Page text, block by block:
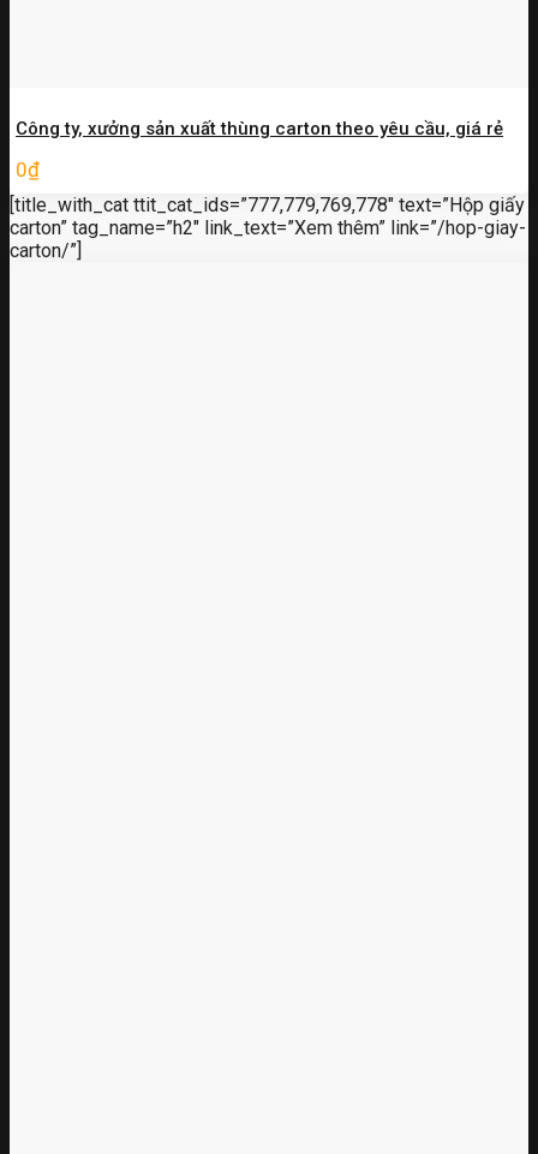
Công ty, xưởng sản xuất thùng carton theo yêu cầu, giá rẻ
0₫
[title_with_cat ttit_cat_ids=”777,779,769,778″ text=”Hộp giấy
carton” tag_name=”h2″ link_text=”Xem thêm” link=”/hop-giay-
carton/”]